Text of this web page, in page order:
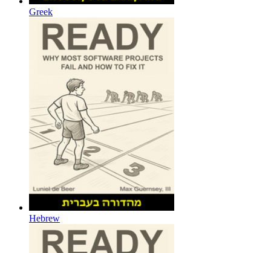
Greek
Hebrew